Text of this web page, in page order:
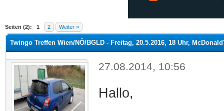
Seiten (2): 1 2 Weiter »
Durchschnitt
Twingo Treffen Wien/NÖ/BGLD - Freitag, 20.5.2016, 18 Uhr,
27.08.2014, 10:56
Hallo,